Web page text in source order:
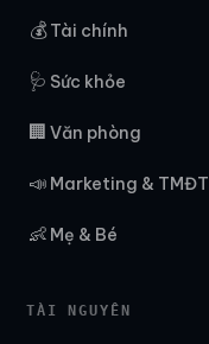
💰Tài chính
🩺 Sức khỏe
🏢 Văn phòng
📣 Marketing & TMĐT
👶 Mẹ & Bé
TÀI NGUYÊN